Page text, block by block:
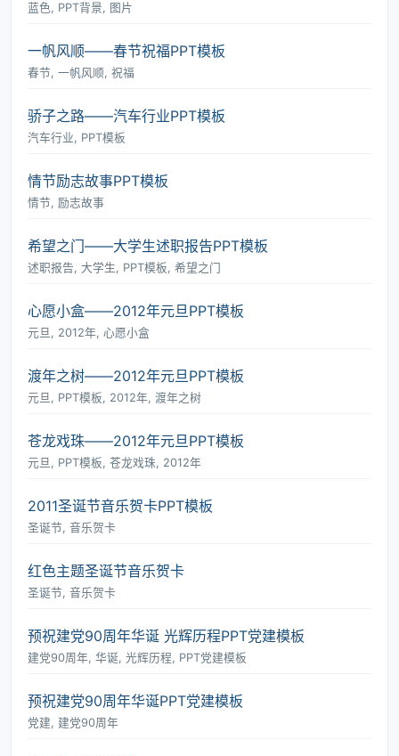
蓝色, PPT背景, 图片
一帆风顺――春节祝福PPT模板
春节, 一帆风顺, 祝福
骄子之路――汽车行业PPT模板
汽车行业, PPT模板
情节励志故事PPT模板
情节, 励志故事
希望之门――大学生述职报告PPT模板
述职报告, 大学生, PPT模板, 希望之门
心愿小盒――2012年元旦PPT模板
元旦, 2012年, 心愿小盒
渡年之树――2012年元旦PPT模板
元旦, PPT模板, 2012年, 渡年之树
苍龙戏珠――2012年元旦PPT模板
元旦, PPT模板, 苍龙戏珠, 2012年
2011圣诞节音乐贺卡PPT模板
圣诞节, 音乐贺卡
红色主题圣诞节音乐贺卡
圣诞节, 音乐贺卡
预祝建党90周年华诞 光辉历程PPT党建模板
建党90周年, 华诞, 光辉历程, PPT党建模板
预祝建党90周年华诞PPT党建模板
党建, 建党90周年